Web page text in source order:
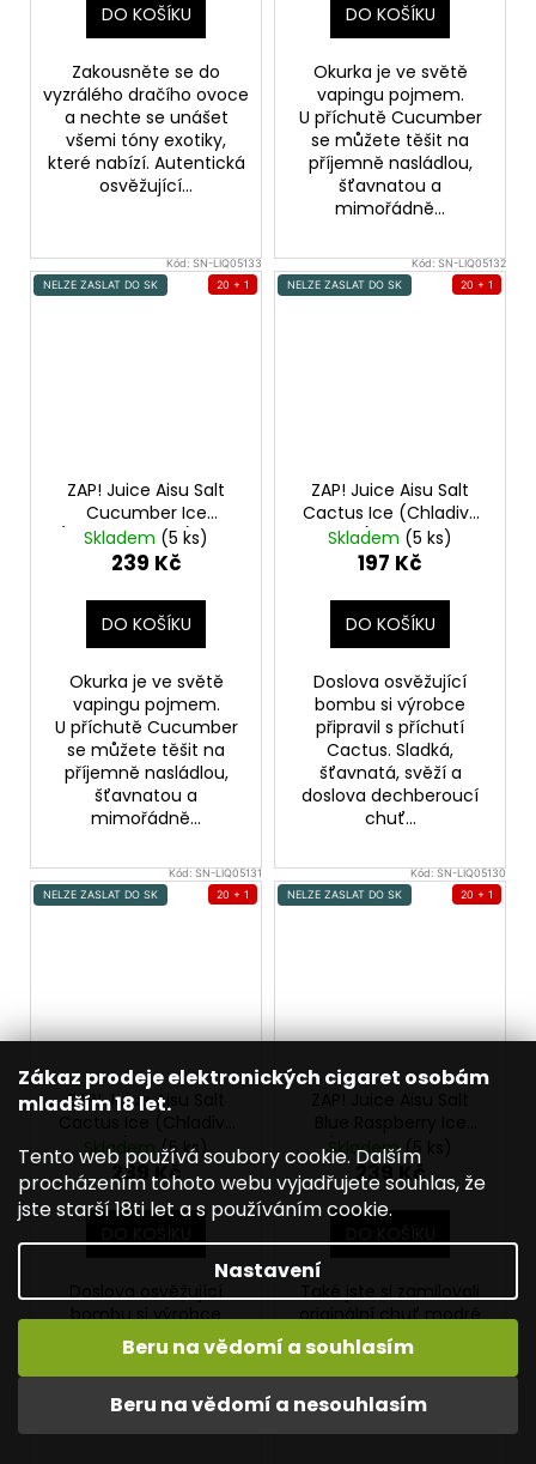
Zákaz prodeje elektronických cigaret osobám
mladším 18 let.
Tento web používá soubory cookie. Dalším
procházením tohoto webu vyjadřujete souhlas, že
jste starší 18ti let a s používáním cookie.
Nastavení
Beru na vědomí a nesouhlasím
Beru na vědomí a souhlasím
DO KOŠÍKU
Zakousněte se do
vyzrálého dračího ovoce
a nechte se unášet
všemi tóny exotiky,
které nabízí. Autentická
osvěžující...
DO KOŠÍKU
Okurka je ve světě
vapingu pojmem.
U příchutě Cucumber
se můžete těšit na
příjemně nasládlou,
šťavnatou a
mimořádně...
Kód:SN-LIQ05133
NELZE ZASLAT DO SK
20 + 1
ZAP! Juice Aisu Salt
Cucumber Ice
(Ledová okurka) 10ml
10mg
Skladem (5 ks)
239 Kč
DO KOŠÍKU
Okurka je ve světě
vapingu pojmem.
U příchutě Cucumber
se můžete těšit na
příjemně nasládlou,
šťavnatou a
mimořádně...
Kód:SN-LIQ05132
NELZE ZASLAT DO SK
20 + 1
ZAP! Juice Aisu Salt
Cactus Ice (Chladivý
kaktus) 10ml 20mg
Skladem (5 ks)
197 Kč
DO KOŠÍKU
Doslova osvěžující
bombu si výrobce
připravil s příchutí
Cactus. Sladká,
šťavnatá, svěží a
doslova dechberoucí
chuť...
Kód:SN-LIQ05131
NELZE ZASLAT DO SK
20 + 1
ZAP! Juice Aisu Salt
kaktus) 10ml 10mg
Skladem(5 ks)
239 Kč
Doslova osvěžující
bombu si výrobce
připravil s příchutí
Cactus. Sladká,
šťavnatá, svěží a
doslova dechberoucí
chuť...
Kód:SN-LIQ05130
NELZE ZASLAT DO SK
20 + 1
(Ledová modrá
malina) 10ml 20mg
Skladem(5 ks)
239 Kč
Také jste si zamilovali
originální chuť modré
maliny? Zkuste si její
sladkou chuť představit
ve formě čerstvě...